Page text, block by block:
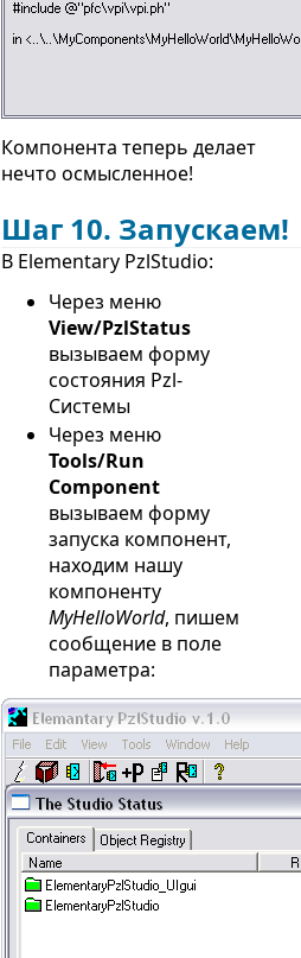
Компонента теперь делает
нечто осмысленное!
Шаг 10. Запускаем!
В Elementary PzlStudio:
Через меню
View/PzlStatus
вызываем форму
состояния Pzl-
Системы
Через меню
Tools/Run
Component
вызываем форму
запуска компонент,
находим нашу
компоненту
MyHelloWorld, пишем
сообщение в поле
параметра: